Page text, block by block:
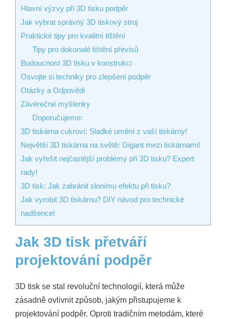
Hlavní výzvy při 3D tisku podpěr
Jak vybrat správný 3D tiskový stroj
Praktické tipy pro kvalitní tištění
Tipy pro dokonalé tištění převisů
Budoucnost 3D tisku v konstrukci
Osvojte si techniky pro zlepšení podpěr
Otázky a Odpovědi
Závěrečné myšlenky
Doporučujeme:
3D tiskárna cukroví: Sladké umění z vaší tiskárny!
Největší 3D tiskárna na světě: Gigant mezi tiskárnami!
Jak vyřešit nejčastější problémy při 3D tisku? Expert
rady!
3D tisk: Jak zabránit slonímu efektu při tisku?
Jak vyrobit 3D tiskárnu? DIY návod pro technické
nadšence!
Jak 3D tisk přetváří
projektování podpěr
3D tisk se stal revoluční technologií, která může
zásadně ovlivnit způsob, jakým přistupujeme k
projektování podpěr. Oproti tradičním metodám, které